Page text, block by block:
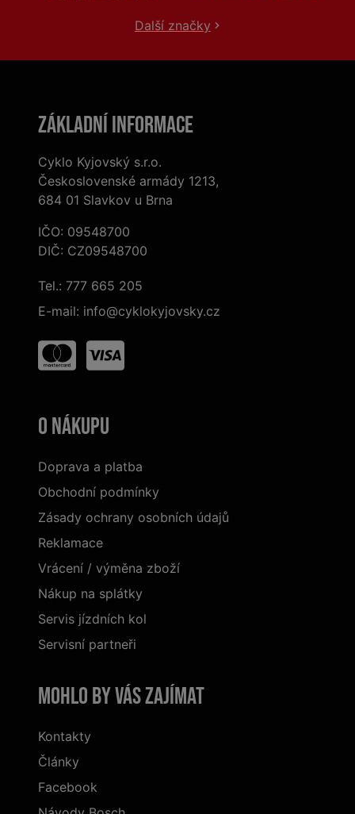
Další značky
Základní informace
Cyklo Kyjovský s.r.o.
Československé armády 1213,
684 01 Slavkov u Brna
IČO: 09548700
DIČ: CZ09548700
Tel.: 777 665 205
E-mail: info@cyklokyjovsky.cz
O nákupu
Doprava a platba
Obchodní podmínky
Zásady ochrany osobních údajů
Reklamace
Vrácení / výměna zboží
Nákup na splátky
Servis jízdních kol
Servisní partneři
Mohlo by vás zajímat
Kontakty
Články
Facebook